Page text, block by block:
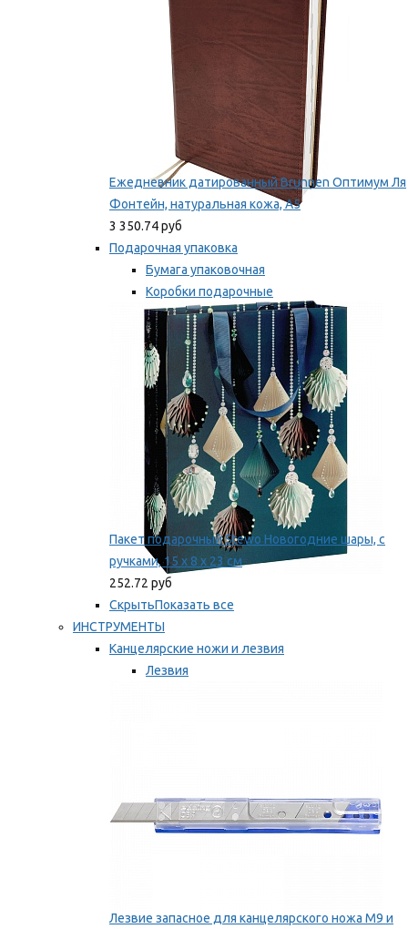
Ежедневник датированный Brunnen Оптимум Ля
Фонтейн, натуральная кожа, А5
3 350.74 руб
Подарочная упаковка
Бумага упаковочная
Коробки подарочные
Ленты, бобины
Мы рекомендуем
Пакет подарочный Stewo Новогодние шары, с
ручками, 15 х 8 х 23 см
252.72 руб
СкрытьПоказать все
ИНСТРУМЕНТЫ
Канцелярские ножи и лезвия
Лезвия
Лезвие запасное для канцелярского ножа M9 и